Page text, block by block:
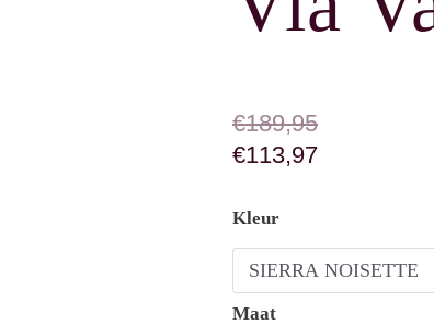
€189,95
€113,97
HUIDIGE PRIJS
Kleur
Maat
Via Vai Sam Sadie